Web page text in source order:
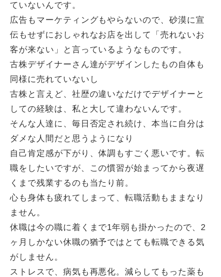
ていないんです。
広告もマーケティングもやらないので、砂漠に宣
伝もせずにおしゃれなお店を出して「売れないお
客が来ない」と言っているようなものです。
古株デザイナーさん達がデザインしたもの自体も
同様に売れていないし
古株と言えど、社歴の違いなだけでデザイナーと
しての経験は、私と大して違わないんです。
そんな人達に、毎日否定され続け、本当に自分は
ダメな人間だと思うようになり
自己肯定感が下がり、体調もすごく悪いです。転
職をしたいですが、この慣習が始まってから夜遅
くまで残業するのも当たり前。
心も身体も疲れてしまって、転職活動もままなり
ません。
休職は今の職に着くまで1年弱も掛かったので、2
ヶ月しかない休職の猶予ではとても転職できる気
がしません。
ストレスで、病気も再悪化。減らしてもった薬も